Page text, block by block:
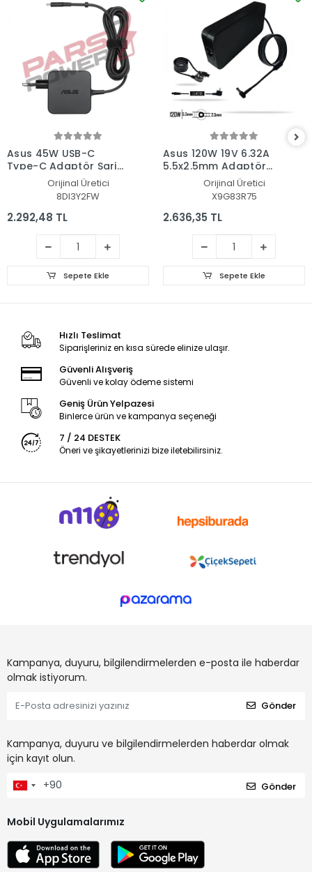
Asus 45W USB-C
Type-C Adaptör Şarj
Aleti-CihazıOrijinal Üretici
8DI3Y2FW
2.292,48 TL
Sepete Ekle
Asus 120W 19V 6.32A
5.5x2.5mm Adaptör
Şarj Aleti-Cihazı
Orijinal Üretici
X9G83R75
2.636,35 TL
Sepete Ekle
Hızlı Teslimat
Siparişleriniz en kısa sürede elinize ulaşır.
Güvenli Alışveriş
Güvenli ve kolay ödeme sistemi
Geniş Ürün Yelpazesi
Binlerce ürün ve kampanya seçeneği
7 / 24 DESTEK
Öneri ve şikayetlerinizi bize iletebilirsiniz.
Kampanya, duyuru, bilgilendirmelerden e-posta ile haberdar
olmak istiyorum.
Gönder
Kampanya, duyuru ve bilgilendirmelerden haberdar olmak
için kayıt olun.
Gönder
Mobil Uygulamalarımız